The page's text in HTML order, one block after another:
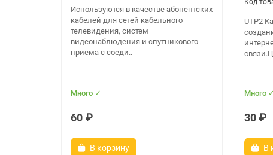
Объем оперативной памяти - 128 МБ
Дополнительно
Ширина - 258 мм
Вес - 216 г
гарантийный талон
Используются в качестве абонентских
кабелей для сетей кабельного
телевидения, систем
видеонаблюдения и спутникового
приема с соеди..
Много ✓
60 ₽
В корзину
UTP2
Много ✓
30 ₽
В